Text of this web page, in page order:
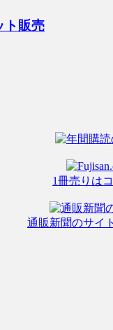
ト販売
1冊売りは
通販新聞のサイ